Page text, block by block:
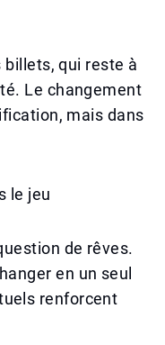
qui reste à
Le changement
mais dans
le jeu
de rêves.
en un seul
renforcent